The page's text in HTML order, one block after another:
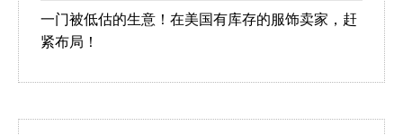
一门被低估的生意！在美国有库存的服饰卖家，赶
紧布局！